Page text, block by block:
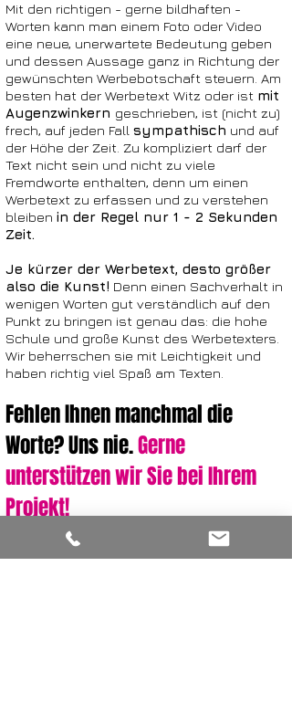
Mit den richtigen - gerne bildhaften -
Worten kann man einem Foto oder Video
eine neue, unerwartete Bedeutung geben
und dessen Aussage ganz in Richtung der
gewünschten Werbebotschaft steuern. Am
besten hat der Werbetext Witz oder ist mit
Augenzwinkern geschrieben, ist (nicht zu)
frech, auf jeden Fall sympathisch und auf
der Höhe der Zeit. Zu kompliziert darf der
Text nicht sein und nicht zu viele
Fremdworte enthalten, denn um einen
Werbetext zu erfassen und zu verstehen
bleiben in der Regel nur 1 - 2 Sekunden
Zeit.
Je kürzer der Werbetext, desto größer
also die Kunst! Denn einen Sachverhalt in
wenigen Worten gut verständlich auf den
Punkt zu bringen ist genau das: die hohe
Schule und große Kunst des Werbetexters.
Wir beherrschen sie mit Leichtigkeit und
haben richtig viel Spaß am Texten.
Fehlen Ihnen manchmal die
Worte? Uns nie.Gerne
unterstützen wir Sie bei Ihrem
Projekt!
ede Menge schöne Beispiele für